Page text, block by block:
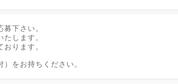
募下さい。
します。
ります。
をお持ちください。